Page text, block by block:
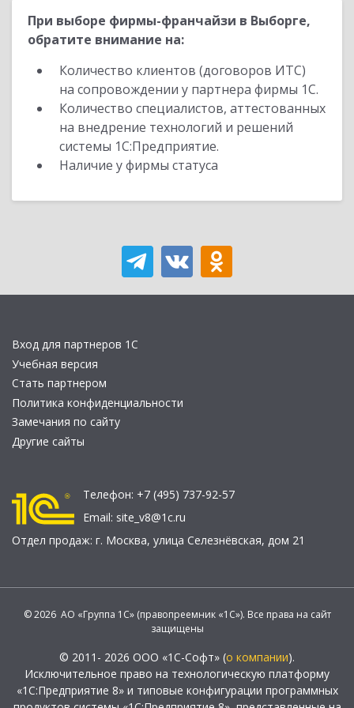
При выборе фирмы-франчайзи в Выборге,
обратите внимание на:
Количество клиентов (договоров ИТС)
на сопровождении у партнера фирмы 1С.
Количество специалистов, аттестованных
на внедрение технологий и решений
системы 1С:Предприятие.
Наличие у фирмы статуса
Вход для партнеров 1С
Учебная версия
Стать партнером
Политика конфиденциальности
Замечания по сайту
Другие сайты
Телефон: +7 (495) 737-92-57
Email: site_v8@1c.ru
Отдел продаж: г. Москва, улица Селезнёвская, дом 21
© 2026 АО «Группа 1С» (правопреемник «1С»). Все права на сайт
защищены
© 2011- 2026 ООО «1С-Софт» (о компании).
Исключительное право на технологическую платформу
«1С:Предприятие 8» и типовые конфигурации программных